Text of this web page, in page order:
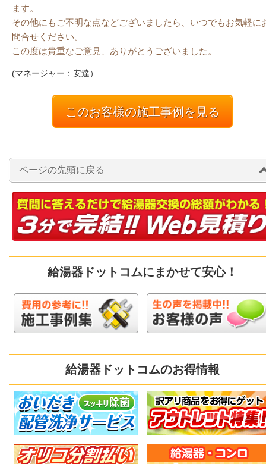
ます。
その他にもご不明な点などございましたら、いつでもお気軽に
問合せください。
この度は貴重なご意見、ありがとうございました。
(マネージャー：安達）
このお客様の施工事例を見る
ページの先頭に戻る
給湯器ドットコムにまかせて安心！
給湯器ドットコムのお得情報